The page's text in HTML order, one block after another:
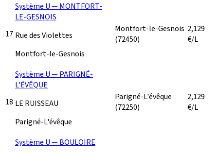
17
Système U — MONTFORT-
LE-GESNOIS
Rue des Violettes
Montfort-le-Gesnois
Montfort-le-Gesnois
(72450)
2,129
€/L
18
Système U — PARIGNÉ-
L'ÉVÊQUE
LE RUISSEAU
Parigné-L'évêque
Parigné-L'évêque
(72250)
2,129
€/L
Système U — BOULOIRE